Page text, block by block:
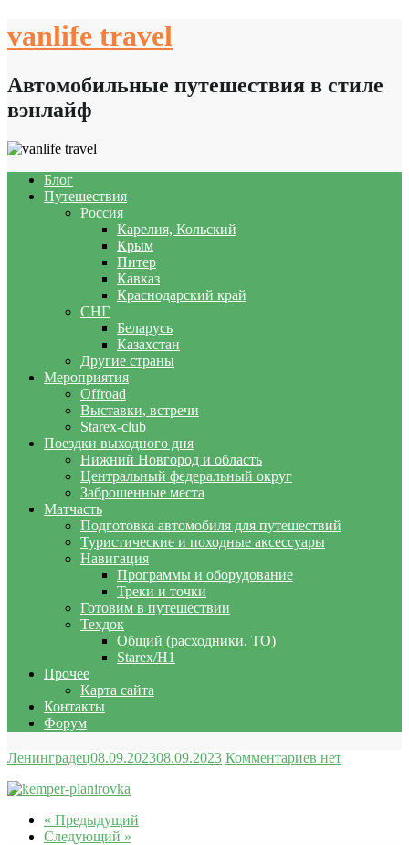
to
vanlife travel
Автомобильные путешествия в стиле
вэнлайф
Блог
Путешествия
Россия
Карелия, Кольский
Крым
Питер
Кавказ
Краснодарский край
СНГ
Беларусь
Казахстан
Другие страны
Мероприятия
Offroad
Выставки, встречи
Starex-club
Поездки выходного дня
Нижний Новгород и область
Центральный федеральный округ
Заброшенные места
Матчасть
Подготовка автомобиля для путешествий
Туристические и походные аксессуары
Навигация
Программы и оборудование
Треки и точки
Готовим в путешествии
Техдок
Общий (расходники, ТО)
Starex/H1
Прочее
Карта сайта
Контакты
Форум
Ленинградец08.09.202308.09.2023 Комментариев нет
« Предыдущий
Следующий »